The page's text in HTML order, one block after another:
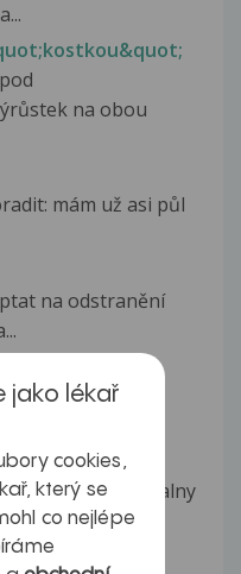
na obou
mám už asi půl
na odstranění
nosit novou
takovou...
uz nekolik let ovalny
jako lékař
cookies,
který se
co nejlépe